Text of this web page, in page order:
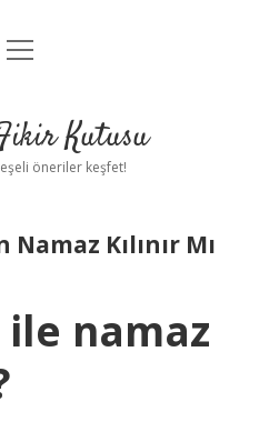
Uyarı
menüyü
Kutusu
öneriler keşfet!
Kılınır Mı
namaz